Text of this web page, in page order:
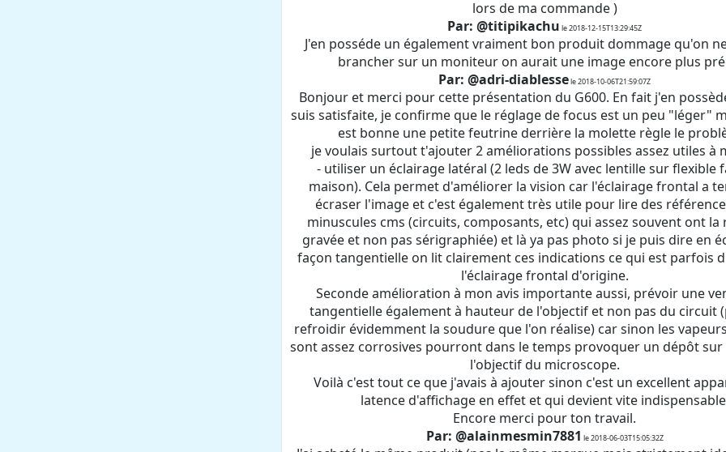
lors de ma commande )
Par: @titipikachu le 2018-12-15T13:29:45Z
J'en posséde un également vraiment bon produit dommage qu'on
brancher sur un moniteur on aurait une image encore plus
Par: @adri-diablessele 2018-10-06T21:59:07Z
Bonjour et merci pour cette présentation du G600. En fait j'en
suis satisfaite, je confirme que le réglage de focus est un peu "léger"
est bonne une petite feutrine derrière la molette règle le
je voulais surtout t'ajouter 2 améliorations possibles assez utiles à
- utiliser un éclairage latéral (2 leds de 3W avec lentille sur flexible
maison). Cela permet d'améliorer la vision car l'éclairage frontal a
écraser l'image et c'est également très utile pour lire des
minuscules cms (circuits, composants, etc) qui assez souvent ont la
gravée et non pas sérigraphiée) et là ya pas photo si je puis dire en
façon tangentielle on lit clairement ces indications ce qui est parfois
l'éclairage frontal d'origine.
Seconde amélioration à mon avis importante aussi, prévoir une
tangentielle également à hauteur de l'objectif et non pas du circuit
refroidir évidemment la soudure que l'on réalise) car sinon les
sont assez corrosives pourront dans le temps provoquer un dépôt sur
l'objectif du microscope.
Voilà c'est tout ce que j'avais à ajouter sinon c'est un excellent
latence d'affichage en effet et qui devient vite
Encore merci pour ton travail.
Par: @alainmesmin7881 le 2018-06-03T15:05:32Z